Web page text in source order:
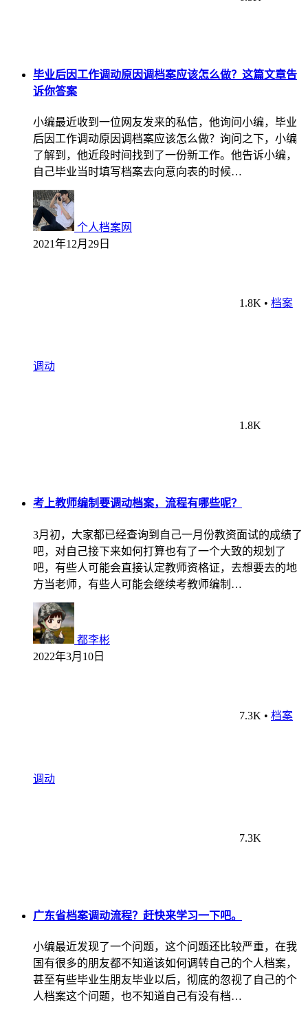
毕业后因工作调动原因调档案应该怎么做？这篇文章告
诉你答案
小编最近收到一位网友发来的私信，他询问小编，毕业
后因工作调动原因调档案应该怎么做？询问之下，小编
了解到，他近段时间找到了一份新工作。他告诉小编，
自己毕业当时填写档案去向意向表的时候…
个人档案网
2021年12月29日
1.8K • 档案
调动
1.8K
考上教师编制要调动档案，流程有哪些呢？
3月初，大家都已经查询到自己一月份教资面试的成绩了
吧，对自己接下来如何打算也有了一个大致的规划了
吧，有些人可能会直接认定教师资格证，去想要去的地
方当老师，有些人可能会继续考教师编制…
都李彬
2022年3月10日
7.3K • 档案
调动
7.3K
广东省档案调动流程？赶快来学习一下吧。
小编最近发现了一个问题，这个问题还比较严重，在我
国有很多的朋友都不知道该如何调转自己的个人档案，
甚至有些毕业生朋友毕业以后，彻底的忽视了自己的个
人档案这个问题，也不知道自己有没有档…